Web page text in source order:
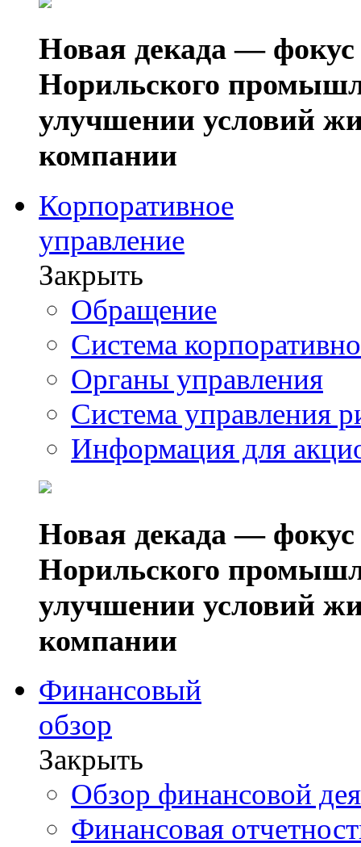
Новая декада — фокус
Норильского
улучшении условий
компании
Корпоративное
управление
Закрыть
Обращение
Система
Органы управления
Система управления
Информация для
Новая декада — фокус
Норильского
улучшении условий
компании
Финансовый
обзор
Закрыть
Обзор финансовой
Финансовая